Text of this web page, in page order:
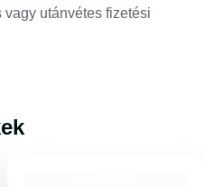
utánvétes fizetési